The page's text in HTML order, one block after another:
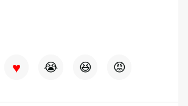
♥ 😭 😆 😡